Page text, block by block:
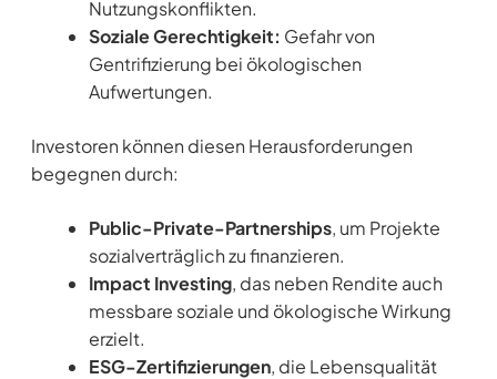
Nutzungskonflikten.
Soziale Gerechtigkeit: Gefahr von
Gentrifizierung bei ökologischen
Aufwertungen.
Investoren können diesen Herausforderungen
begegnen durch:
Public-Private-Partnerships, um Projekte
sozialverträglich zu finanzieren.
Impact Investing, das neben Rendite auch
messbare soziale und ökologische Wirkung
erzielt.
ESG-Zertifizierungen, die Lebensqualität